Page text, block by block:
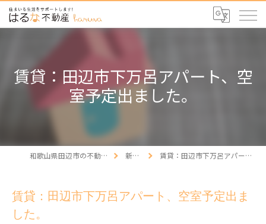
賃貸：田辺市下万呂アパート、空
室予定出ました。
和歌山県田辺市の不動産ならはるな不動産 新着情報 賃貸：田辺市下万呂アパート、空室予定出ました。
賃貸：田辺市下万呂アパート、空室予定出ま
した。